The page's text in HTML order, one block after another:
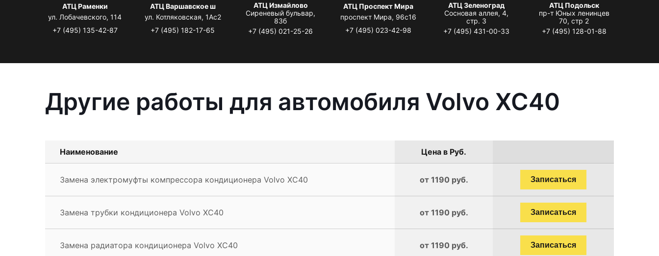
АТЦ Раменки
ул. Лобачевского, 114
+7 (495) 135-42-87
АТЦ Варшавское ш
ул. Котляковская, 1Ас2
+7 (495) 182-17-65
АТЦ Измайлово
Сиреневый бульвар,
83б
+7 (495) 021-25-26
АТЦ Проспект Мира
проспект Мира, 96с16
+7 (495) 023-42-98
АТЦ Зеленоград
Сосновая аллея, 4,
стр. 3
+7 (495) 431-00-33
АТЦ Подольск
пр-т Юных ленинцев
70, стр 2
+7 (495) 128-01-88
Другие работы для автомобиля Volvo XC40
Наименование Цена в Руб.
Замена электромуфты компрессора кондиционера Volvo XC40 от 1190 руб. Записаться
Замена трубки кондиционера Volvo XC40 от 1190 руб. Записаться
Замена радиатора кондиционера Volvo XC40 от 1190 руб. Записаться